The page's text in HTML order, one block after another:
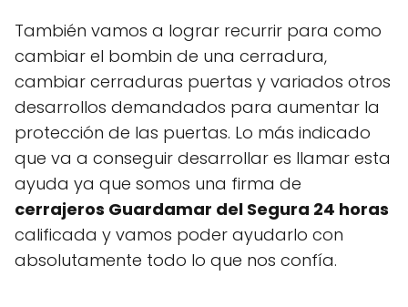
También vamos a lograr recurrir para como
cambiar el bombin de una cerradura,
cambiar cerraduras puertas y variados otros
desarrollos demandados para aumentar la
protección de las puertas. Lo más indicado
que va a conseguir desarrollar es llamar esta
ayuda ya que somos una firma de
cerrajeros Guardamar del Segura 24 horas
calificada y vamos poder ayudarlo con
absolutamente todo lo que nos confía.